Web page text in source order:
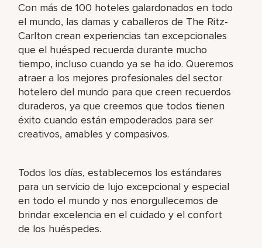
Con más de 100 hoteles galardonados en todo
el mundo, las damas y caballeros de The Ritz-
Carlton crean experiencias tan excepcionales
que el huésped recuerda durante mucho
tiempo, incluso cuando ya se ha ido. Queremos
atraer a los mejores profesionales del sector
hotelero del mundo para que creen recuerdos
duraderos, ya que creemos que todos tienen
éxito cuando están empoderados para ser
creativos, amables y compasivos.
Todos los días, establecemos los estándares
para un servicio de lujo excepcional y especial
en todo el mundo y nos enorgullecemos de
brindar excelencia en el cuidado y el confort
de los huéspedes.